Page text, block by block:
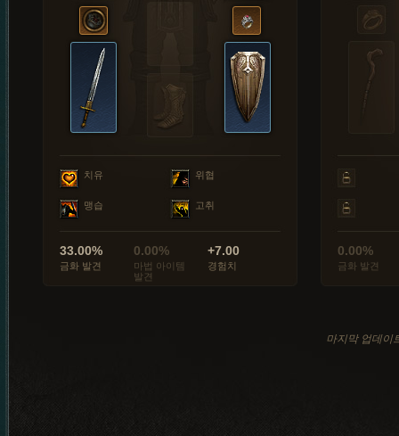
치유 위협
맹습 고취
33.00%
금화 발견
0.00%
마법 아이템
발견
+7.00
경험치
0.00%
금화 발견
마지막 업데이